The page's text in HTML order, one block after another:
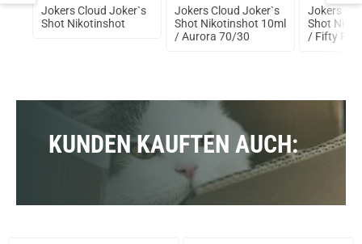
Jokers Cloud Joker`s
Shot Nikotinshot
Jokers Cloud Joker`s
Shot Nikotinshot 10ml
/ Aurora 70/30
Jokers
Shot
/ Fifty Fifty
KUNDEN KAUFTEN AUCH: